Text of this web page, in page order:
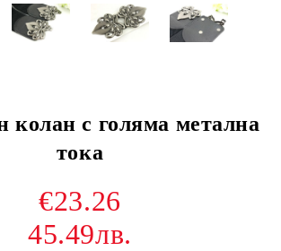
колан с голяма метална
тока
€23.26
45.49лв.